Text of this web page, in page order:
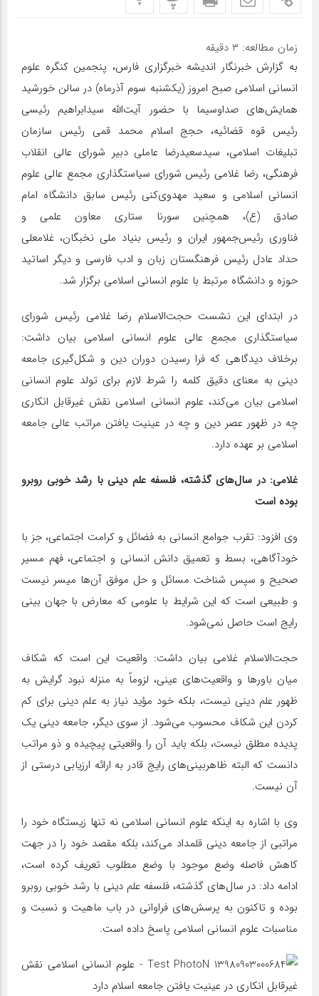
زمان مطالعه: ۳ دقیقه
به گزارش خبرنگار اندیشه خبرگزاری فارس، پنجمین کنگره علوم
انسانی اسلامی صبح امروز (یکشنبه سوم آذرماه) در سالن خورشید
همایش‌های صداوسیما با حضور آیت‌الله سیدابراهیم رئیسی
رئیس قوه قضائیه، حجج اسلام محمد قمی رئیس سازمان
تبلیغات اسلامی، سیدسعیدرضا عاملی دبیر شورای عالی انقلاب
فرهنگی، رضا غلامی رئیس شورای سیاستگذاری مجمع عالی علوم
انسانی اسلامی و سعید مهدوی‌کنی رئیس سابق دانشگاه امام
صادق (ع)، همچنین سورنا ستاری معاون علمی و
فناوری رئیس‌جمهور ایران و رئیس بنیاد ملی نخبگان، غلامعلی
حداد عادل رئیس فرهنگستان زبان و ادب فارسی و دیگر اساتید
حوزه و دانشگاه مرتبط با علوم انسانی اسلامی برگزار شد.
در ابتدای این نشست حجت‌الاسلام رضا غلامی رئیس شورای
سیاستگذاری مجمع عالی علوم انسانی اسلامی بیان داشت:
برخلاف دیدگاهی که فرا رسیدن دوران دین و شکل‌گیری جامعه
دینی به معنای دقیق کلمه را شرط لازم برای تولد علوم انسانی
اسلامی بیان می‌کند، علوم انسانی اسلامی نقش غیرقابل انکاری
چه در ظهور عصر دین و چه در عینیت یافتن مراتب عالی جامعه
اسلامی بر عهده دارد.
غلامی: در سال‌های گذشته، فلسفه علم دینی با رشد خوبی روبرو
بوده است
وی افزود: تقرب جوامع انسانی به فضائل و کرامت اجتماعی، جز با
خودآگاهی، بسط و تعمیق دانش انسانی و اجتماعی، فهم مسیر
صحیح و سپس شناخت مسائل و حل موفق آن‌ها میسر نیست
و طبیعی است که این شرایط با علومی که معارض با جهان بینی
رایج است حاصل نمی‌شود.
حجت‌الاسلام غلامی بیان داشت: واقعیت این است که شکاف
میان باورها و واقعیت‌های عینی، لزوماً به منزله نبود گرایش به
ظهور علم دینی نیست، بلکه خود مؤید نیاز به علم دینی برای کم
کردن این شکاف محسوب می‌شود. از سوی دیگر، جامعه دینی یک
پدیده مطلق نیست، بلکه باید آن را واقعیتی پیچیده و ذو مراتب
دانست که البته ظاهربینی‌های رایج قادر به ارائه ارزیابی درستی از
آن نیست.
وی با اشاره به اینکه علوم انسانی اسلامی نه تنها زیستگاه خود را
مراتبی از جامعه دینی قلمداد می‌کند، بلکه مقصد خود را در جهت
کاهش فاصله وضع موجود با وضع مطلوب تعریف کرده است،
ادامه داد: در سال‌های گذشته، فلسفه علم دینی با رشد خوبی روبرو
بوده و تاکنون به پرسش‌های فراوانی در باب ماهیت و نسبت و
مناسبات علوم انسانی اسلامی پاسخ داده است.